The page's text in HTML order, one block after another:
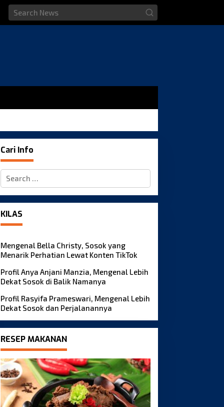
Cari Info
Search
for:
KILAS
Mengenal Bella Christy, Sosok yang
Menarik Perhatian Lewat Konten TikTok
Profil Anya Anjani Manzia, Mengenal Lebih
Dekat Sosok di Balik Namanya
Profil Rasyifa Prameswari, Mengenal Lebih
Dekat Sosok dan Perjalanannya
RESEP MAKANAN